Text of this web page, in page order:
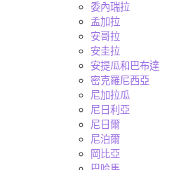
委內瑞拉
孟加拉
安哥拉
安圭拉
安提瓜和巴布達
密克羅尼西亞
尼加拉瓜
尼日利亞
尼日爾
尼泊爾
岡比亞